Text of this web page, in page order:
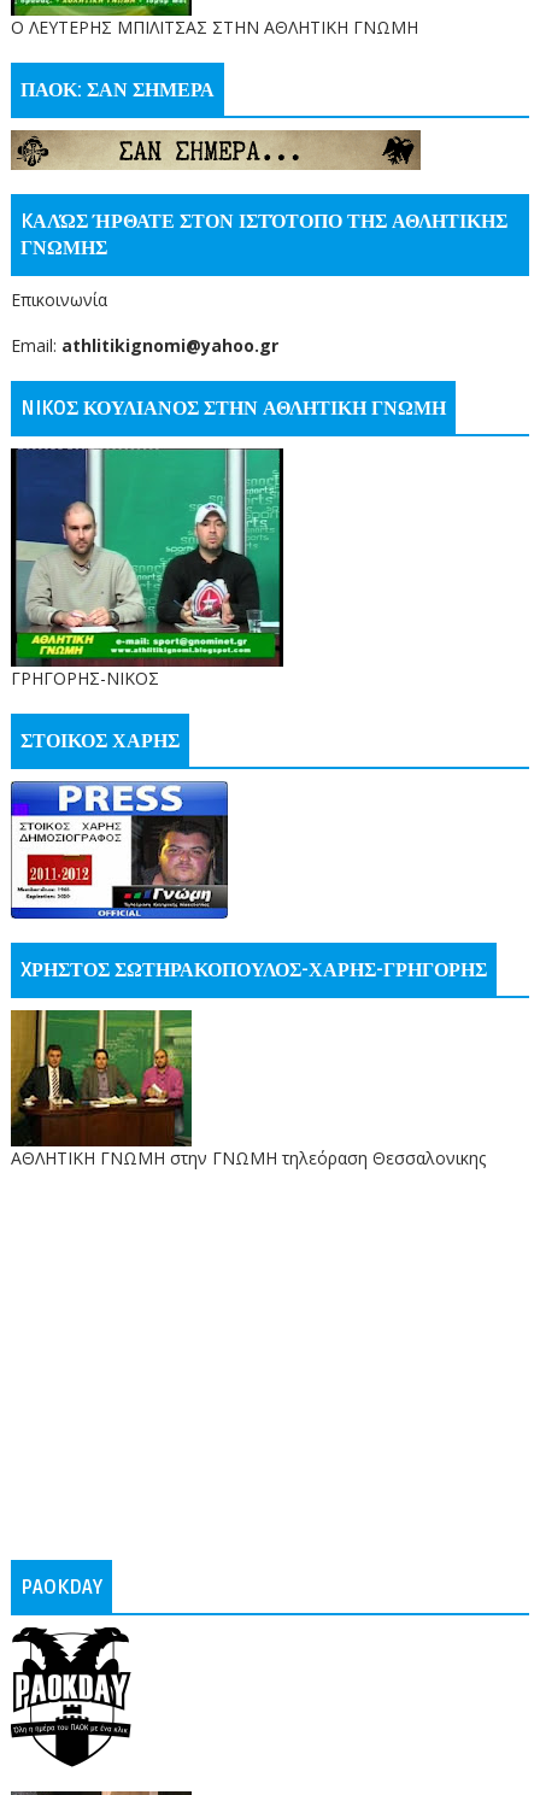
O ΛΕΥΤΕΡΗΣ ΜΠΙΛΙΤΣΑΣ ΣΤΗΝ ΑΘΛΗΤΙΚΗ ΓΝΩΜΗ
ΠΑΟΚ: ΣΑΝ ΣΗΜΕΡΑ
KΑΛΏΣ ΉΡΘΑΤΕ ΣΤΟΝ ΙΣΤΌΤΟΠΟ ΤΗΣ ΑΘΛΗΤΙΚΗΣ
ΓΝΩΜΗΣ
Επικοινωνία
Email: athlitikignomi@yahoo.gr
NIKOΣ ΚΟΥΛΙΑΝΟΣ ΣΤΗΝ ΑΘΛΗΤΙΚΗ ΓΝΩΜΗ
ΓΡΗΓΟΡΗΣ-ΝΙΚΟΣ
ΣΤΟΙΚΟΣ ΧΑΡΗΣ
XΡΗΣΤΟΣ ΣΩΤΗΡΑΚΟΠΟΥΛΟΣ-ΧΑΡΗΣ-ΓΡΗΓΟΡΗΣ
ΑΘΛΗΤΙΚΗ ΓΝΩΜΗ στην ΓΝΩΜΗ τηλεόραση Θεσσαλονικης
PAOKDAY